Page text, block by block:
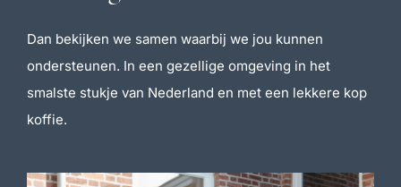
Dan bekijken we samen waarbij we jou kunnen
ondersteunen. In een gezellige omgeving in het
smalste stukje van Nederland en met een lekkere kop
koffie.